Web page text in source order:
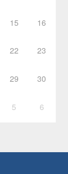
15 16
22 23
29 30
5 6